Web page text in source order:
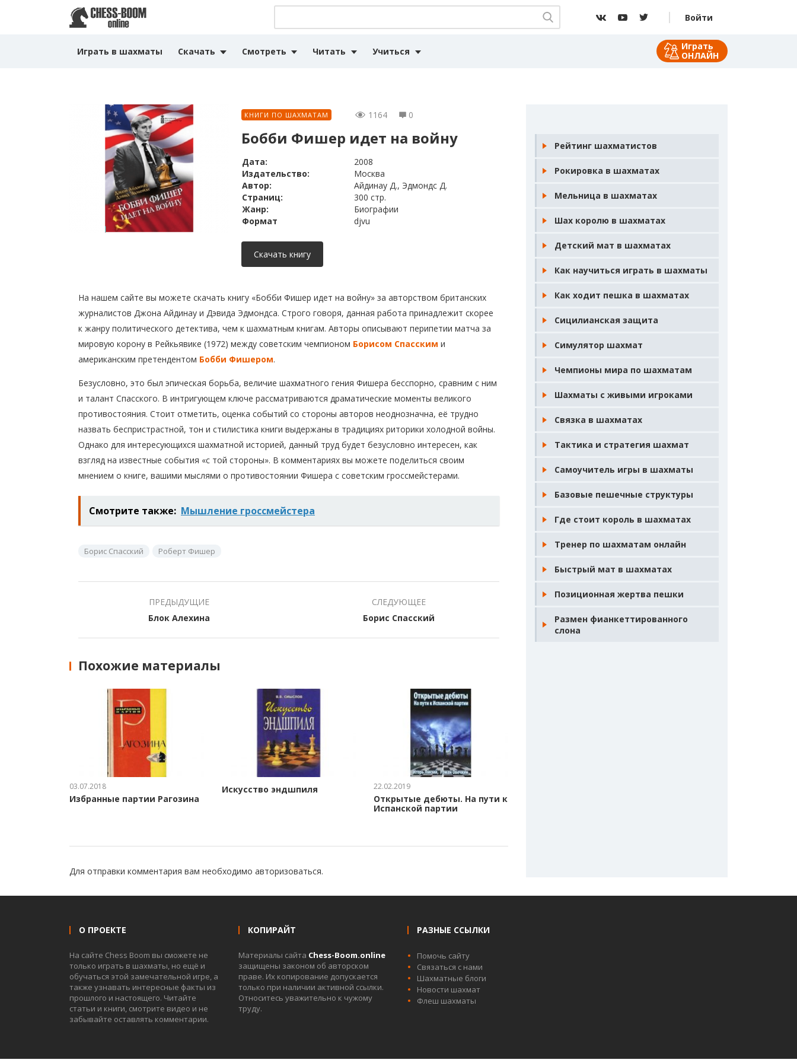
Войти
Играть в шахматы Скачать Смотреть Читать Учиться
Играть
ОНЛАЙН
КНИГИ ПО ШАХМАТАМ 1164 0
Бобби Фишер идет на войну
Дата:
2008
Издательство:
Москва
Автор:
Айдинау Д., Эдмондс Д.
Страниц:
300 стр.
Жанр:
Биографии
Формат
djvu
Скачать книгу
На нашем сайте вы можете скачать книгу «Бобби Фишер идет на войну» за авторством британских
журналистов Джона Айдинау и Дэвида Эдмондса. Строго говоря, данная работа принадлежит скорее
к жанру политического детектива, чем к шахматным книгам. Авторы описывают перипетии матча за
мировую корону в Рейкьявике (1972) между советским чемпионом Борисом Спасским и
американским претендентом Бобби Фишером.
Безусловно, это был эпическая борьба, величие шахматного гения Фишера бесспорно, сравним с ним
и талант Спасского. В интригующем ключе рассматриваются драматические моменты великого
противостояния. Стоит отметить, оценка событий со стороны авторов неоднозначна, её трудно
назвать беспристрастной, тон и стилистика книги выдержаны в традициях риторики холодной войны.
Однако для интересующихся шахматной историей, данный труд будет безусловно интересен, как
взгляд на известные события «с той стороны». В комментариях вы можете поделиться своим
мнением о книге, вашими мыслями о противостоянии Фишера с советским гроссмейстерами.
Смотрите также: Мышление гроссмейстера
Борис Спасский Роберт Фишер
ПРЕДЫДУЩИЕ
Блок Алехина
СЛЕДУЮЩЕЕ
Борис Спасский
Похожие материалы
03.07.2018
Избранные партии Рагозина
Искусство эндшпиля 22.02.2019
Открытые дебюты. На пути к
Испанской партии
Для отправки комментария вам необходимо авторизоваться.
Рейтинг шахматистов
Рокировка в шахматах
Мельница в шахматах
Шах королю в шахматах
Детский мат в шахматах
Как научиться играть в шахматы
Как ходит пешка в шахматах
Сицилианская защита
Симулятор шахмат
Чемпионы мира по шахматам
Шахматы с живыми игроками
Связка в шахматах
Тактика и стратегия шахмат
Самоучитель игры в шахматы
Базовые пешечные структуры
Где стоит король в шахматах
Тренер по шахматам онлайн
Быстрый мат в шахматах
Позиционная жертва пешки
Размен фианкеттированного
слона
О ПРОЕКТЕ
На сайте Chess Boom вы сможете не
только играть в шахматы, но ещё и
обучаться этой замечательной игре, а
также узнавать интересные факты из
прошлого и настоящего. Читайте
статьи и книги, смотрите видео и не
забывайте оставлять комментарии.
КОПИРАЙТ
Материалы сайта Chess-Boom.online
защищены законом об авторском
праве. Их копирование допускается
только при наличии активной ссылки.
Относитесь уважительно к чужому
труду.
РАЗНЫЕ ССЫЛКИ
Помочь сайту
Связаться с нами
Шахматные блоги
Новости шахмат
Флеш шахматы